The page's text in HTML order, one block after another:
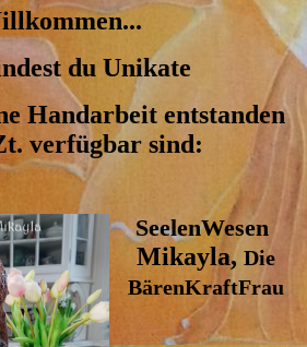
du Unikate
Handarbeit entstanden
verfügbar sind:
SeelenWesen
Mikayla, Die
BärenKraftFrau